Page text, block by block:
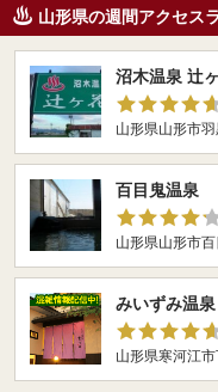
山形県の週間アクセス
沼木温泉 辻
山形県山形市
百目鬼温泉
山形県山形市
みいずみ温
山形県寒河江